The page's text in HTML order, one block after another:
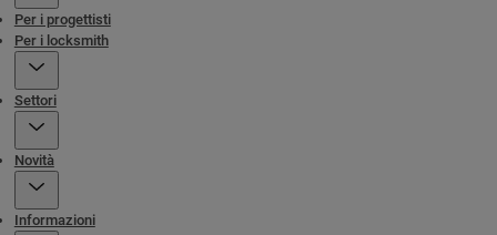
Per i progettisti
Per i locksmith
Settori
Novità
Informazioni